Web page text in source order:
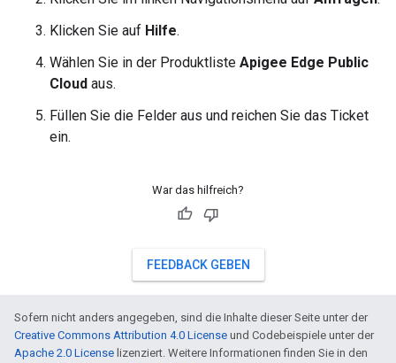
Klicken Sie auf Hilfe.
Wählen Sie in der Produktliste Apigee Edge Public
Cloud aus.
Füllen Sie die Felder aus und reichen Sie das Ticket
ein.
War das hilfreich?
FEEDBACK GEBEN
Sofern nicht anders angegeben, sind die Inhalte dieser Seite unter der
Creative Commons Attribution 4.0 License und Codebeispiele unter der
Apache 2.0 License lizenziert. Weitere Informationen finden Sie in den